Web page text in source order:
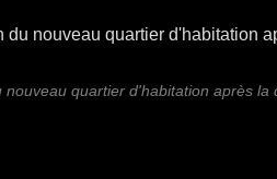
nouveau quartier d'habitation après